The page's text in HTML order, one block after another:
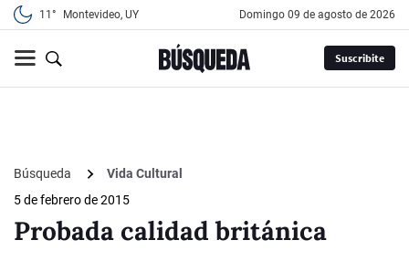
11° Montevideo, UY domingo 09 de agosto de 2026
Suscribite
Búsqueda
Vida Cultural
5 de febrero de 2015
Probada calidad británica